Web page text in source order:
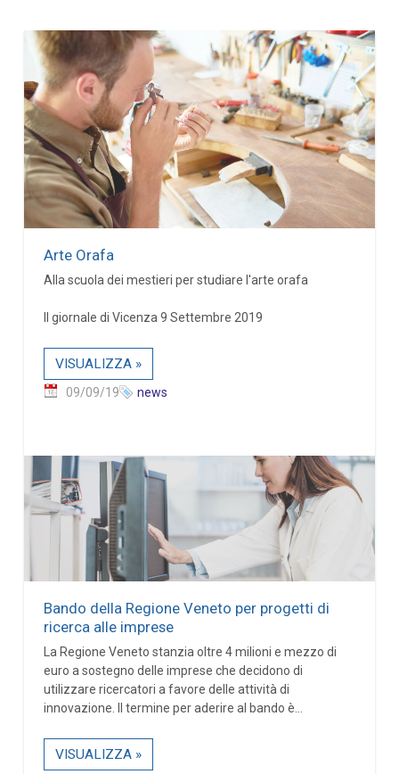
Arte Orafa
Alla scuola dei mestieri per studiare l'arte orafa
Il giornale di Vicenza 9 Settembre 2019
VISUALIZZA »
09/09/19 news
Bando della Regione Veneto per progetti di
ricerca alle imprese
La Regione Veneto stanzia oltre 4 milioni e mezzo di
euro a sostegno delle imprese che decidono di
utilizzare ricercatori a favore delle attività di
innovazione. Il termine per aderire al bando è...
VISUALIZZA »